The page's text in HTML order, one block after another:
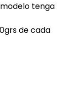
tenga
de cada